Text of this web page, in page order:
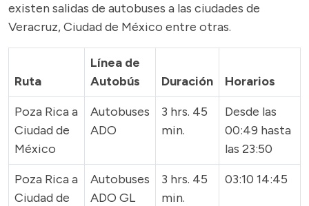
existen salidas de autobuses a las ciudades de
Veracruz, Ciudad de México entre otras.
Ruta
Línea de
Autobús
Duración
Horarios
Poza Rica a
Ciudad de
México
Autobuses
ADO
3 hrs. 45
min.
Desde las
00:49 hasta
las 23:50
Poza Rica a
Ciudad de
Autobuses
ADO GL
3 hrs. 45
min.
03:10 14:45